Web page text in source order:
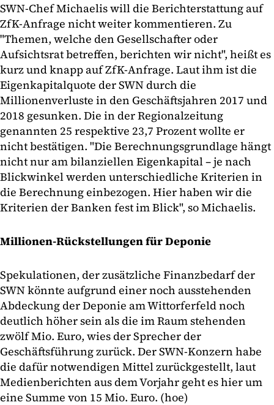
SWN-Chef Michaelis will die Berichterstattung auf
ZfK-Anfrage nicht weiter kommentieren. Zu
"Themen, welche den Gesellschafter oder
Aufsichtsrat betreffen, berichten wir nicht", heißt es
kurz und knapp auf ZfK-Anfrage. Laut ihm ist die
Eigenkapitalquote der SWN durch die
Millionenverluste in den Geschäftsjahren 2017 und
2018 gesunken. Die in der Regionalzeitung
genannten 25 respektive 23,7 Prozent wollte er
nicht bestätigen. "Die Berechnungsgrundlage hängt
nicht nur am bilanziellen Eigenkapital – je nach
Blickwinkel werden unterschiedliche Kriterien in
die Berechnung einbezogen. Hier haben wir die
Kriterien der Banken fest im Blick", so Michaelis.
Millionen-Rückstellungen für Deponie
Spekulationen, der zusätzliche Finanzbedarf der
SWN könnte aufgrund einer noch ausstehenden
Abdeckung der Deponie am Wittorferfeld noch
deutlich höher sein als die im Raum stehenden
zwölf Mio. Euro, wies der Sprecher der
Geschäftsführung zurück. Der SWN-Konzern habe
die dafür notwendigen Mittel zurückgestellt, laut
Medienberichten aus dem Vorjahr geht es hier um
eine Summe von 15 Mio. Euro. (hoe)